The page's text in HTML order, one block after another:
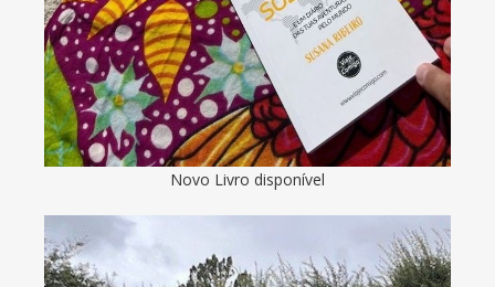
Novo Livro disponível